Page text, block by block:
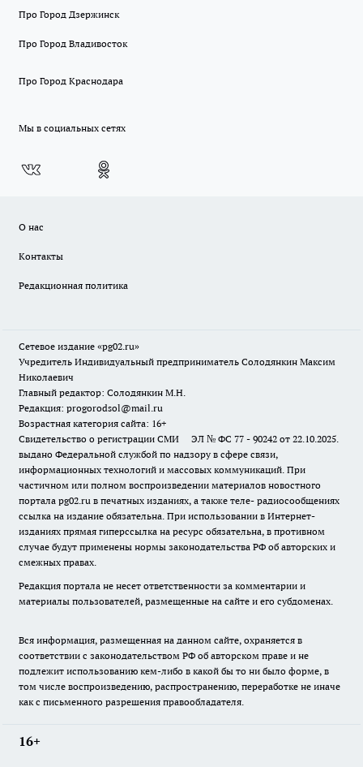
Про Город Дзержинск
Про Город Владивосток
Про Город Краснодара
Мы в социальных сетях
О нас
Контакты
Редакционная политика
Сетевое издание «pg02.ru»
Учредитель Индивидуальный предприниматель Солодянкин Максим
Николаевич
Главный редактор: Солодянкин М.Н.
Редакция: progorodsol@mail.ru
Возрастная категория сайта: 16+
Свидетельство о регистрации СМИ ЭЛ № ФС 77 - 90242 от 22.10.2025.
выдано Федеральной службой по надзору в сфере связи,
информационных технологий и массовых коммуникаций. При
частичном или полном воспроизведении материалов новостного
портала pg02.ru в печатных изданиях, а также теле- радиосообщениях
ссылка на издание обязательна. При использовании в Интернет-
изданиях прямая гиперссылка на ресурс обязательна, в противном
случае будут применены нормы законодательства РФ об авторских и
смежных правах.
Редакция портала не несет ответственности за комментарии и
материалы пользователей, размещенные на сайте и его субдоменах.
Вся информация, размещенная на данном сайте, охраняется в
соответствии с законодательством РФ об авторском праве и не
подлежит использованию кем-либо в какой бы то ни было форме, в
том числе воспроизведению, распространению, переработке не иначе
как с письменного разрешения правообладателя.
16+